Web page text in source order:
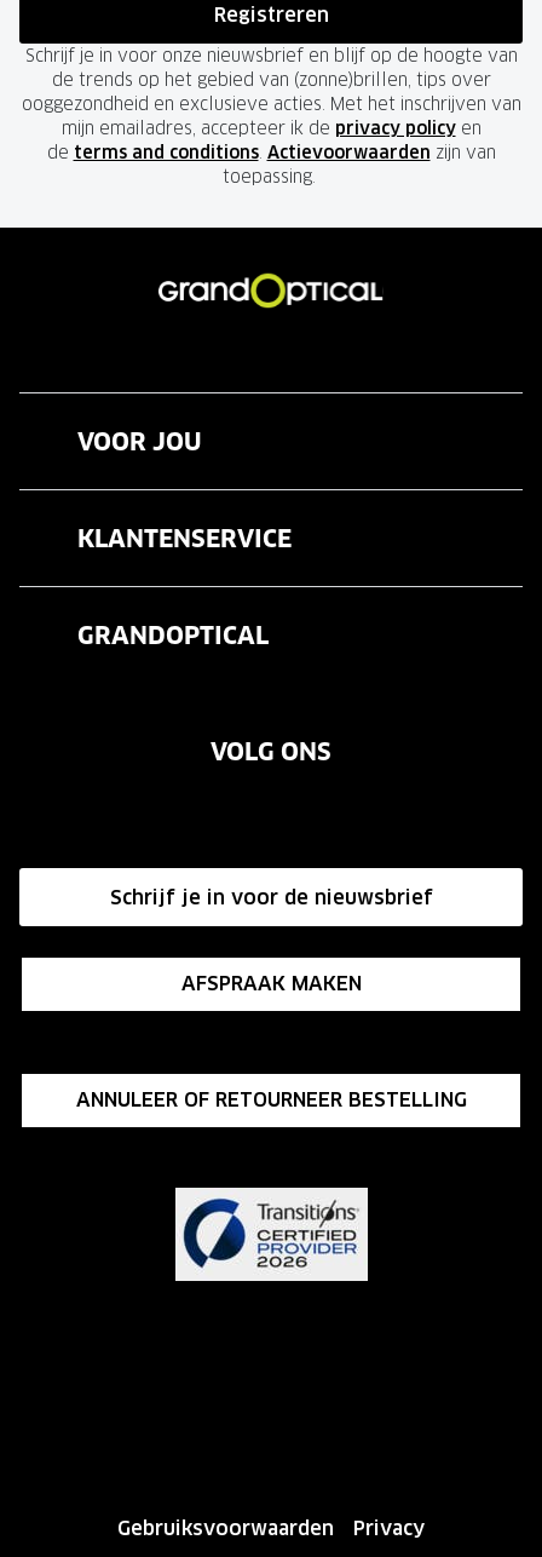
Registreren
Schrijf je in voor onze nieuwsbrief en blijf op de hoogte van
de trends op het gebied van (zonne)brillen, tips over
ooggezondheid en exclusieve acties. Met het inschrijven van
mijn emailadres, accepteer ik de privacy policyen
de terms and conditions. Actievoorwaarden zijn van
toepassing.
VOOR JOU
KLANTENSERVICE
Annuleer of retourneer een bestelling
GRANDOPTICAL
Influencer programma
VOLG ONS
Schrijf je in voor de nieuwsbrief
AFSPRAAK MAKEN
ANNULEER OF RETOURNEER BESTELLING
Gebruiksvoorwaarden Privacy